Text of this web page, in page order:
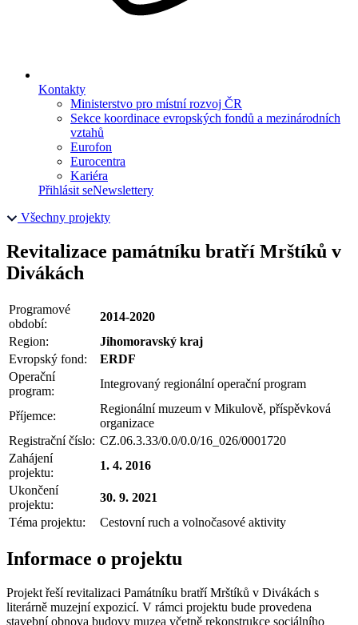
Kontakty
Ministerstvo pro místní rozvoj ČR
Sekce koordinace evropských fondů a mezinárodních
vztahů
Eurofon
Eurocentra
Kariéra
Přihlásit seNewslettery
Všechny projekty
Revitalizace památníku bratří Mrštíků v
Divákách
Programové
období:
2014-2020
Region:
Jihomoravský kraj
Evropský fond:
ERDF
Operační
program:
Integrovaný regionální operační program
Příjemce:
Regionální muzeum v Mikulově, příspěvková
organizace
Registrační číslo: CZ.06.3.33/0.0/0.0/16_026/0001720
Zahájení
projektu:
1. 4. 2016
Ukončení
projektu:
30. 9. 2021
Téma projektu:
Cestovní ruch a volnočasové aktivity
Informace o projektu
Projekt řeší revitalizaci Památníku bratří Mrštíků v Divákách s
literárně muzejní expozicí. V rámci projektu bude provedena
stavební obnova budovy muzea včetně rekonstrukce sociálního